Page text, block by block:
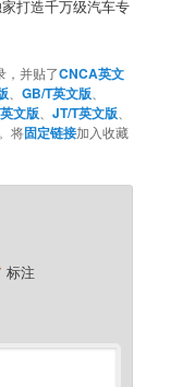
打造千万级汽车专
，并贴了CNCA英文
、GB/T英文版
文版 、JT/T英文版
将固定链接加入收藏
标注